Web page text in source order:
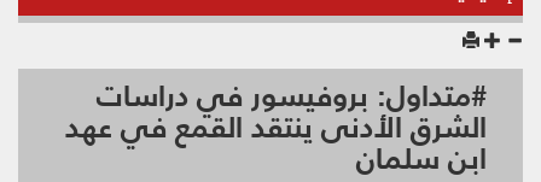
#متداول: بروفيسور في دراسات
الشرق الأدنى ينتقد القمع في عهد
ابن سلمان